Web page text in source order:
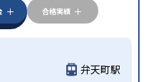
合格実績
弁天町駅